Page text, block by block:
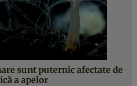
sunt puternic afectate de
a apelor